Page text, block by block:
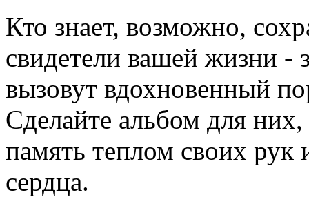
Кто знает, возможно,
свидетели вашей жизни -
вызовут вдохновенный
Сделайте альбом для
память теплом своих
сердца.